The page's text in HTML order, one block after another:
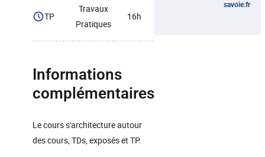
TP
Travaux
Pratiques
16h
Informations
complémentaires
Le cours s'architecture autour
des cours, TDs, exposés et TP.
savoie.fr